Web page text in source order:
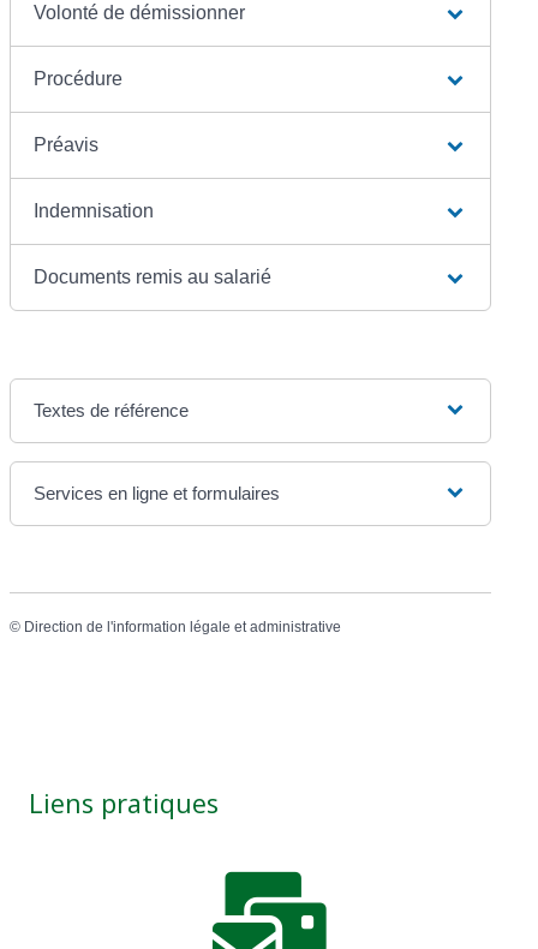
Volonté de démissionner
Procédure
Préavis
Indemnisation
Documents remis au salarié
Textes de référence
Services en ligne et formulaires
© Direction de l'information légale et administrative
Liens pratiques